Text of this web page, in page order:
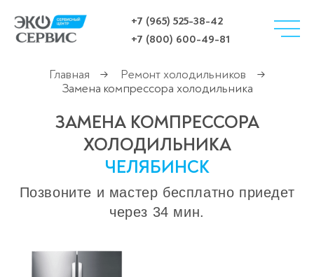
+7 (965) 525-38-42
+7 (800) 600-49-81
Главная → Ремонт холодильников
→
Замена компрессора холодильника
ЗАМЕНА КОМПРЕССОРА
ХОЛОДИЛЬНИКА
ЧЕЛЯБИНСК
Позвоните и мастер бесплатно приедет
через 34 мин.